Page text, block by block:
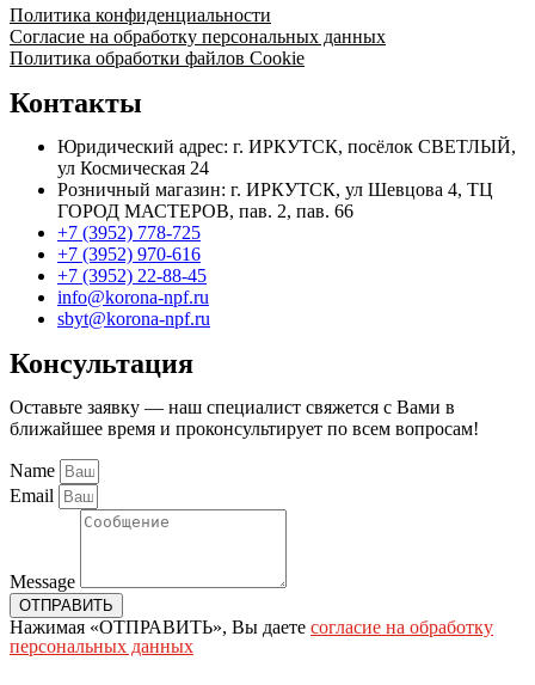
Политика конфиденциальности
Согласие на обработку персональных данных
Политика обработки файлов Cookie
Контакты
Юридический адрес: г. ИРКУТСК, посёлок СВЕТЛЫЙ,
ул Космическая 24
Розничный магазин: г. ИРКУТСК, ул Шевцова 4, ТЦ
ГОРОД МАСТЕРОВ, пав. 2, пав. 66
+7 (3952) 778-725
+7 (3952) 970-616
+7 (3952) 22-88-45
info@korona-npf.ru
sbyt@korona-npf.ru
Консультация
Оставьте заявку — наш специалист свяжется с Вами в
ближайшее время и проконсультирует по всем вопросам!
Name
Email
Message
ОТПРАВИТЬ
Нажимая «ОТПРАВИТЬ», Вы даете согласие на обработку
персональных данных